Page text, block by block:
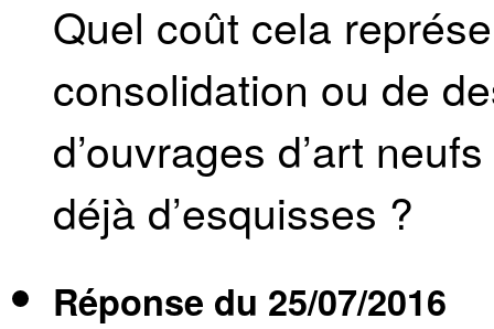
Quel coût cela
consolidation ou de
d’ouvrages d’art
déjà d’esquisses ?
Réponse du 25/07/2016